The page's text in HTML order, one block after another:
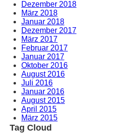
Dezember 2018
März 2018
Januar 2018
Dezember 2017
März 2017
Februar 2017
Januar 2017
Oktober 2016
August 2016
Juli 2016
Januar 2016
August 2015
April 2015
März 2015
Tag Cloud